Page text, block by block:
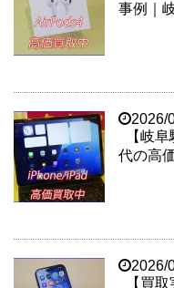
事例｜
2026/
【岐
代の高
2026/
【買